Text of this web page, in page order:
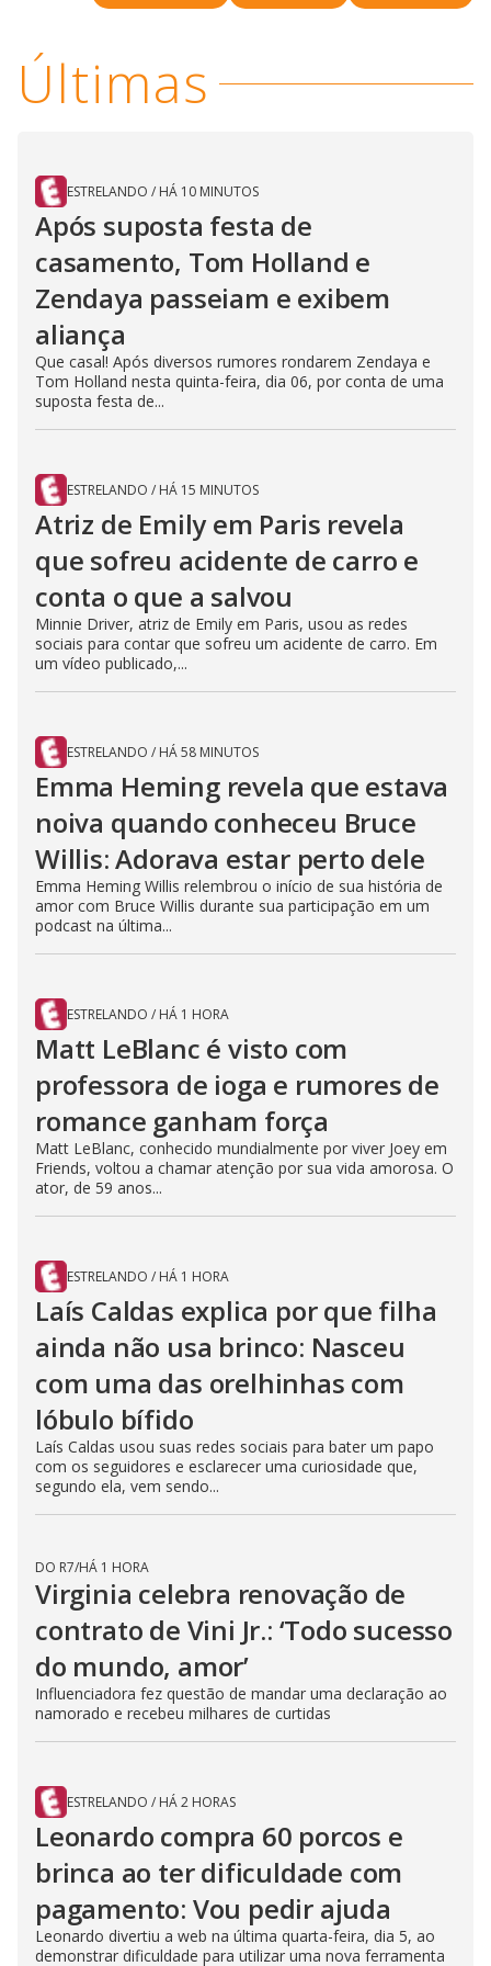
e
o
Últimas
ESTRELANDO / HÁ 10 MINUTOS
Após suposta festa de
casamento, Tom Holland e
Zendaya passeiam e exibem
aliança
Que casal! Após diversos rumores rondarem Zendaya e
Tom Holland nesta quinta-feira, dia 06, por conta de uma
suposta festa de...
ESTRELANDO / HÁ 15 MINUTOS
Atriz de Emily em Paris revela
que sofreu acidente de carro e
conta o que a salvou
Minnie Driver, atriz de Emily em Paris, usou as redes
sociais para contar que sofreu um acidente de carro. Em
um vídeo publicado,...
ESTRELANDO / HÁ 58 MINUTOS
Emma Heming revela que estava
noiva quando conheceu Bruce
Willis: Adorava estar perto dele
Emma Heming Willis relembrou o início de sua história de
amor com Bruce Willis durante sua participação em um
podcast na última...
ESTRELANDO / HÁ 1 HORA
Matt LeBlanc é visto com
professora de ioga e rumores de
romance ganham força
Matt LeBlanc, conhecido mundialmente por viver Joey em
Friends, voltou a chamar atenção por sua vida amorosa. O
ator, de 59 anos...
ESTRELANDO / HÁ 1 HORA
Laís Caldas explica por que filha
ainda não usa brinco: Nasceu
com uma das orelhinhas com
lóbulo bífido
Laís Caldas usou suas redes sociais para bater um papo
com os seguidores e esclarecer uma curiosidade que,
segundo ela, vem sendo...
DO R7/HÁ 1 HORA
Virginia celebra renovação de
contrato de Vini Jr.: ‘Todo sucesso
do mundo, amor’
Influenciadora fez questão de mandar uma declaração ao
namorado e recebeu milhares de curtidas
ESTRELANDO / HÁ 2 HORAS
Leonardo compra 60 porcos e
brinca ao ter dificuldade com
pagamento: Vou pedir ajuda
Leonardo divertiu a web na última quarta-feira, dia 5, ao
demonstrar dificuldade para utilizar uma nova ferramenta